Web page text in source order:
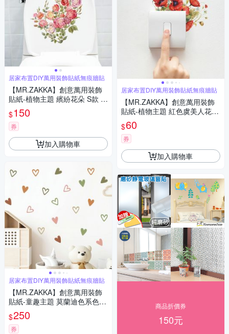
居家布置DIY萬用裝飾貼紙無痕牆貼
【MR.ZAKKA】創意萬用裝飾
貼紙-植物主題 繽紛花朵 S款 居
家布置 DIY可移式壁貼 無痕壁
貼 牆貼
$150
券
加入購物車
居家布置DIY萬用裝飾貼紙無痕牆貼
【MR.ZAKKA】創意萬用裝飾
貼紙-童趣主題 莫蘭迪色系色塊
愛心線條 居家布置 DIY可移式
壁貼 無痕壁貼 牆貼
$250
券
居家布置DIY萬用裝飾貼紙無痕牆貼
【MR.ZAKKA】創意萬用裝飾
貼紙-植物主題 紅色虞美人花朵
居家節慶布置 DIY可移式壁貼
無痕壁貼 牆貼
$60
券
加入購物車
商品折價券
150元